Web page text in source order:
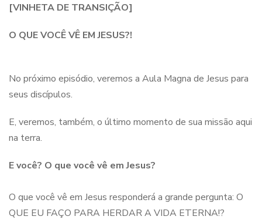
[VINHETA DE TRANSIÇÃO]
O QUE VOCÊ VÊ EM JESUS?!
No próximo episódio, veremos a Aula Magna de Jesus para
seus discípulos.
E, veremos, também, o último momento de sua missão aqui
na terra.
E você? O que você vê em Jesus?
O que você vê em Jesus responderá a grande pergunta: O
QUE EU FAÇO PARA HERDAR A VIDA ETERNA!?